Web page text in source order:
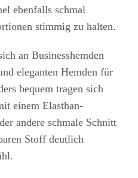
ebenfalls schmal
stimmig zu halten.
an Businesshemden
eleganten Hemden für
bequem tragen sich
einem Elasthan-
andere schmale Schnitt
Stoff deutlich